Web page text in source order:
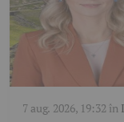
7 aug. 2026, 19:32 în